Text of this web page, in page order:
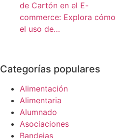
de Cartón en el E-
commerce: Explora cómo
el uso de…
Categorías populares
Alimentación
Alimentaria
Alumnado
Asociaciones
Bandejas